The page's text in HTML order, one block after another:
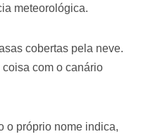
meteorológica.
cobertas pela neve.
coisa com o canário
o próprio nome indica,